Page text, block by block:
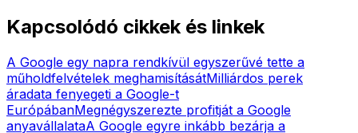
Kapcsolódó cikkek és linkek
A Google egy napra rendkívül egyszerűvé tette a
műholdfelvételek meghamisításátMilliárdos perek
áradata fenyegeti a Google-t
EurópábanMegnégyszerezte profitját a Google
anyavállalataA Google egyre inkább bezárja a